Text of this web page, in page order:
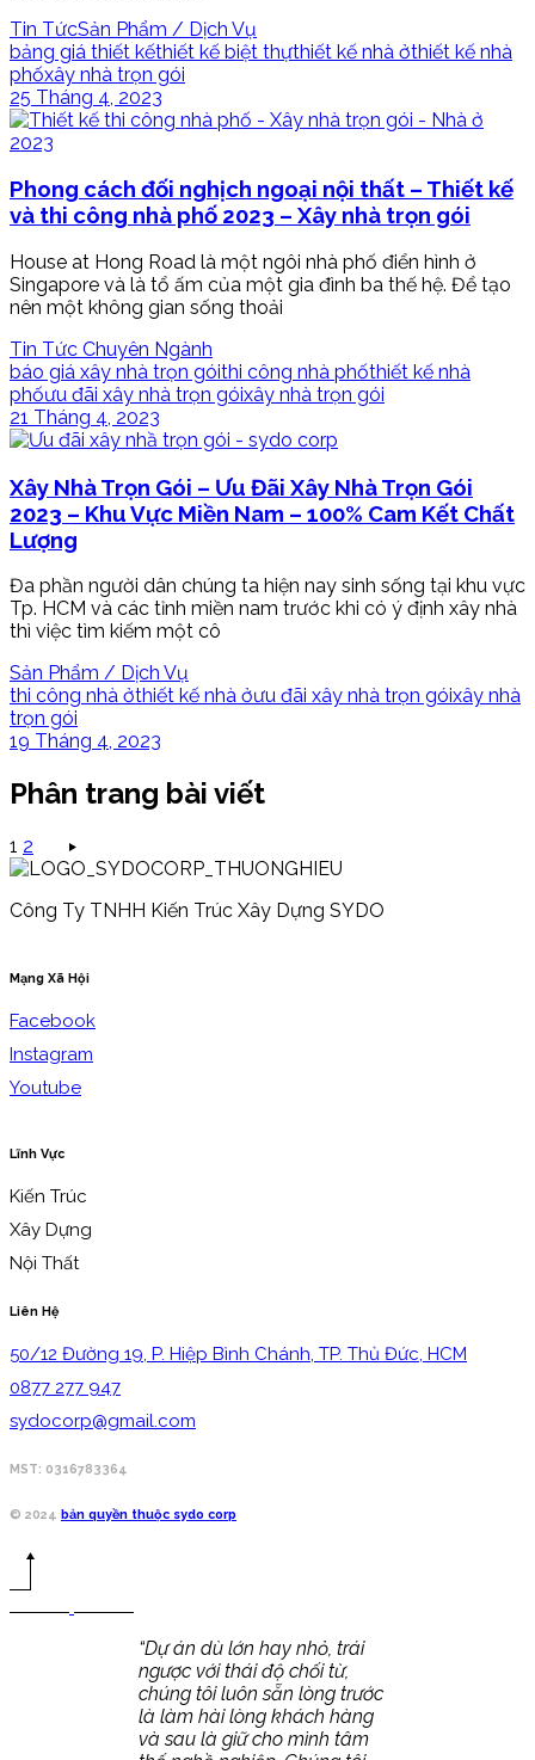
Tin TứcSản Phẩm / Dịch Vụ
bảng giá thiết kếthiết kế biệt thựthiết kế nhà ởthiết kế nhà
phốxây nhà trọn gói
25 Tháng 4, 2023
Phong cách đối nghịch ngoại nội thất – Thiết kế
và thi công nhà phố 2023 – Xây nhà trọn gói
House at Hong Road là một ngôi nhà phố điển hình ở
Singapore và là tổ ấm của một gia đình ba thế hệ. Để tạo
nên một không gian sống thoải
Tin Tức Chuyên Ngành
báo giá xây nhà trọn góithi công nhà phốthiết kế nhà
phốưu đãi xây nhà trọn góixây nhà trọn gói
21 Tháng 4, 2023
Xây Nhà Trọn Gói – Ưu Đãi Xây Nhà Trọn Gói
2023 – Khu Vực Miền Nam – 100% Cam Kết Chất
Lượng
Đa phần người dân chúng ta hiện nay sinh sống tại khu vực
Tp. HCM và các tỉnh miền nam trước khi có ý định xây nhà
thì việc tìm kiếm một cô
Sản Phẩm / Dịch Vụ
thi công nhà ởthiết kế nhà ởưu đãi xây nhà trọn góixây nhà
trọn gói
19 Tháng 4, 2023
Phân trang bài viết
1 2
Công Ty TNHH Kiến Trúc Xây Dựng SYDO
Mạng Xã Hội
Facebook
Instagram
Youtube
Lĩnh Vực
Kiến Trúc
Xây Dựng
Nội Thất
Liên Hệ
50/12 Đường 19, P. Hiệp Bình Chánh, TP. Thủ Đức, HCM
0877 277 947
sydocorp@gmail.com
MST: 0316783364
© 2024 bản quyền thuộc sydo corp
“Dự án dù lớn hay nhỏ, trái
ngược với thái độ chối từ,
chúng tôi luôn sẵn lòng trước
là làm hài lòng khách hàng
và sau là giữ cho mình tâm